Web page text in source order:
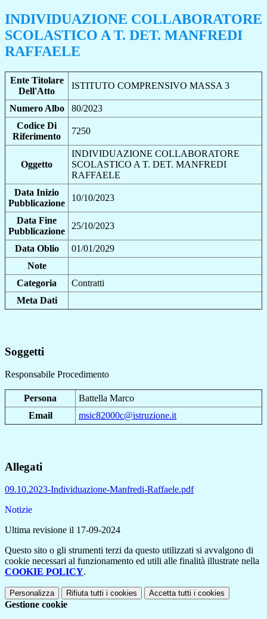
INDIVIDUAZIONE COLLABORATORE
SCOLASTICO A T. DET. MANFREDI
RAFFAELE
Ente Titolare
Dell'Atto
ISTITUTO COMPRENSIVO MASSA 3
Numero Albo
80/2023
Codice Di
Riferimento
7250
Oggetto
INDIVIDUAZIONE COLLABORATORE
SCOLASTICO A T. DET. MANFREDI
RAFFAELE
Data Inizio
Pubblicazione
10/10/2023
Data Fine
Pubblicazione
25/10/2023
Data Oblio
01/01/2029
Note
Categoria
Contratti
Meta Dati
Soggetti
Responsabile Procedimento
Persona
Battella Marco
Email
msic82000c@istruzione.it
Allegati
09.10.2023-Individuazione-Manfredi-Raffaele.pdf
Notizie
Ultima revisione il 17-09-2024
Questo sito o gli strumenti terzi da questo utilizzati si avvalgono di
cookie necessari al funzionamento ed utili alle finalità illustrate nella
COOKIE POLICY.
Personalizza Rifiuta tutti i cookies Accetta tutti i cookies
Gestione cookie